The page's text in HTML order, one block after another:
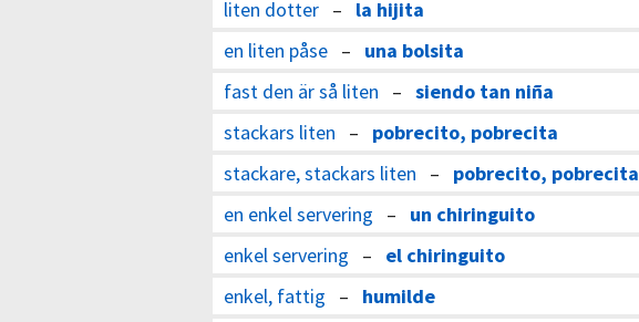
liten dotter – la hijita
en liten påse – una bolsita
fast den är så liten – siendo tan niña
stackars liten – pobrecito, pobrecita
stackare, stackars liten – pobrecito, pobrecita
en enkel servering – un chiringuito
enkel servering – el chiringuito
enkel, fattig – humilde